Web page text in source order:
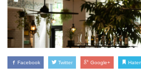
Facebook Twitter Google+